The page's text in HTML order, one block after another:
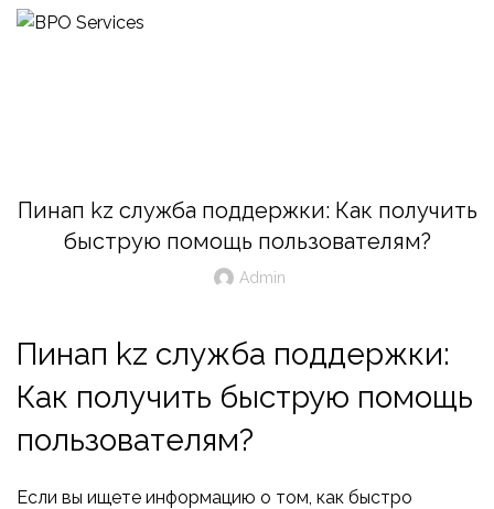
Пинап kz служба поддержки: Как получить
быструю помощь пользователям?
Admin
Пинап kz служба поддержки:
Как получить быструю помощь
пользователям?
Если вы ищете информацию о том, как быстро